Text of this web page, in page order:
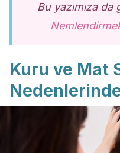
Bu yazımıza da
Kuru ve Mat